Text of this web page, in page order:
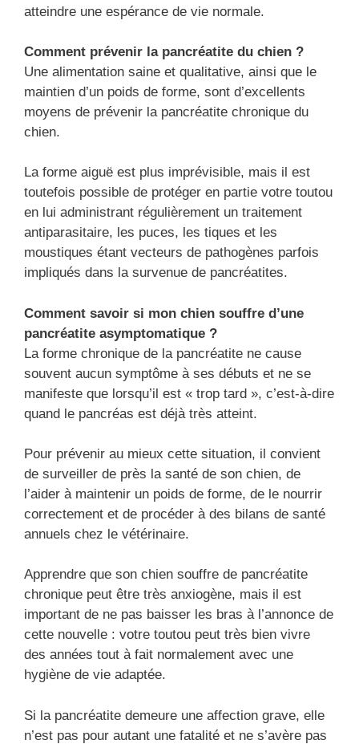
atteindre une espérance de vie normale.
Comment prévenir la pancréatite du chien ?
Une alimentation saine et qualitative, ainsi que le
maintien d’un poids de forme, sont d’excellents
moyens de prévenir la pancréatite chronique du
chien.
La forme aiguë est plus imprévisible, mais il est
toutefois possible de protéger en partie votre toutou
en lui administrant régulièrement un traitement
antiparasitaire, les puces, les tiques et les
moustiques étant vecteurs de pathogènes parfois
impliqués dans la survenue de pancréatites.
Comment savoir si mon chien souffre d’une
pancréatite asymptomatique ?
La forme chronique de la pancréatite ne cause
souvent aucun symptôme à ses débuts et ne se
manifeste que lorsqu’il est « trop tard », c’est-à-dire
quand le pancréas est déjà très atteint.
Pour prévenir au mieux cette situation, il convient
de surveiller de près la santé de son chien, de
l’aider à maintenir un poids de forme, de le nourrir
correctement et de procéder à des bilans de santé
annuels chez le vétérinaire.
Apprendre que son chien souffre de pancréatite
chronique peut être très anxiogène, mais il est
important de ne pas baisser les bras à l’annonce de
cette nouvelle : votre toutou peut très bien vivre
des années tout à fait normalement avec une
hygiène de vie adaptée.
Si la pancréatite demeure une affection grave, elle
n’est pas pour autant une fatalité et ne s’avère pas